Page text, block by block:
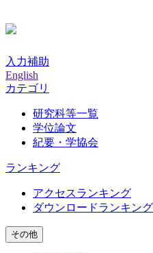
入力補助
English
カテゴリ
研究科等一覧
学位論文
紀要・学協会
ランキング
アクセスランキング
ダウンロードランキング
その他